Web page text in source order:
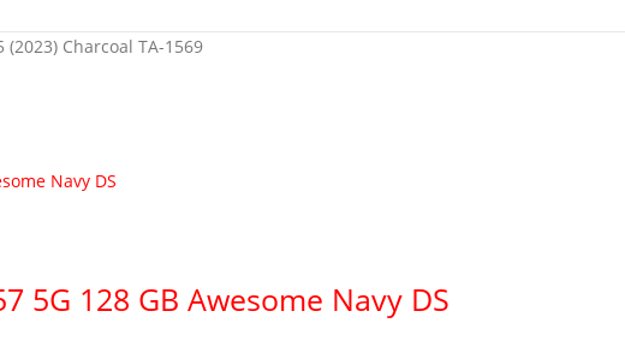
(2023) Charcoal TA-1569
5G 128 GB Awesome Navy DS